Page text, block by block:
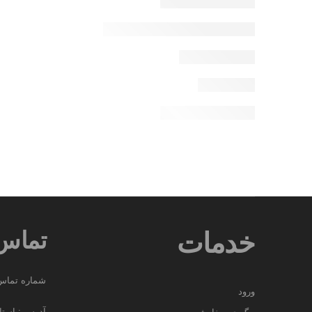
خدمات
ورود
شماره تماس :